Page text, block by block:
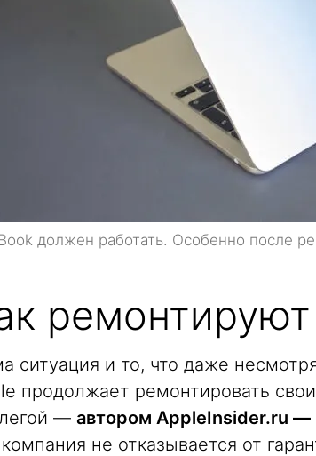
должен работать. Особенно после
ситуация и то, что даже
продолжает ремонтировать
— автором AppleInsider.ru
компания не отказывается от